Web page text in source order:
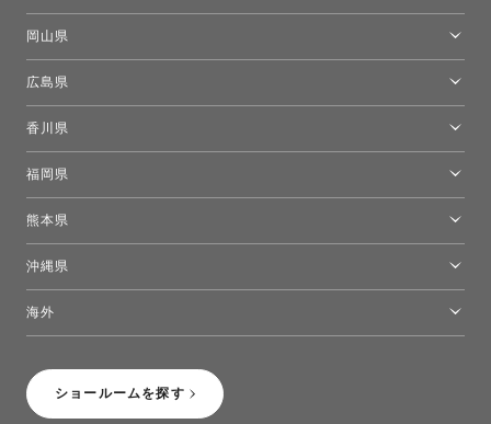
ショールームを探す
岡山県
広島県
香川県
福岡県
熊本県
沖縄県
海外